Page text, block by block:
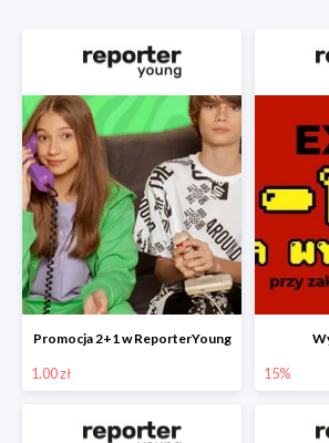
Promocja 2+1 w ReporterYoung
1.00 zł 15%